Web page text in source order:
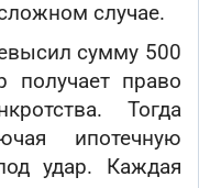
случае.
сумму 500
получает право
Тогда
ипотечную
удар. Каждая